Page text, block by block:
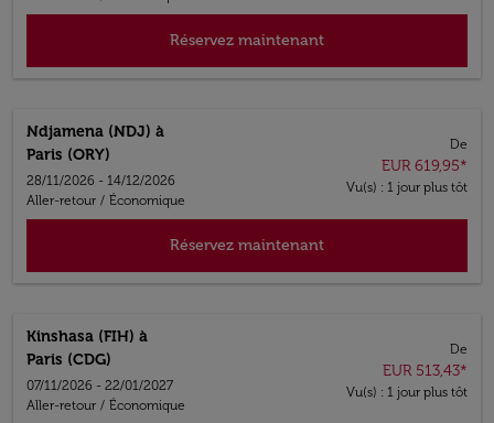
Réservez maintenant
Ndjamena (NDJ) à
Paris (ORY)
28/11/2026 - 14/12/2026
Aller-retour / Économique
De
EUR 619,95*
Vu(s) : 1 jour plus tôt
Réservez maintenant
Kinshasa (FIH) à
Paris (CDG)
07/11/2026 - 22/01/2027
Aller-retour / Économique
De
EUR 513,43*
Vu(s) : 1 jour plus tôt